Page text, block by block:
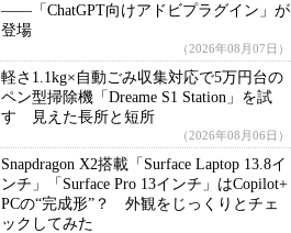
――「ChatGPT向けアドビプラグイン」が
登場
（2026年08月07日）
軽さ1.1kg×自動ごみ収集対応で5万円台の
ペン型掃除機「Dreame S1 Station」を試
す 見えた長所と短所
（2026年08月06日）
Snapdragon X2搭載「Surface Laptop 13.8イ
ンチ」「Surface Pro 13インチ」はCopilot+
PCの“完成形”？ 外観をじっくりとチェ
ックしてみた